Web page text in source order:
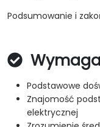
Podsumowanie i
Podstawowe
Znajomość
elektrycznej